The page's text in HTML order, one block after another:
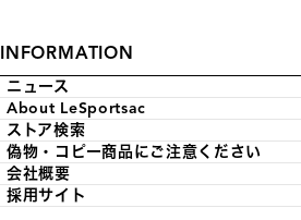
INFORMATION
ニュース
About LeSportsac
ストア検索
偽物・コピー商品にご注意ください
会社概要
採用サイト